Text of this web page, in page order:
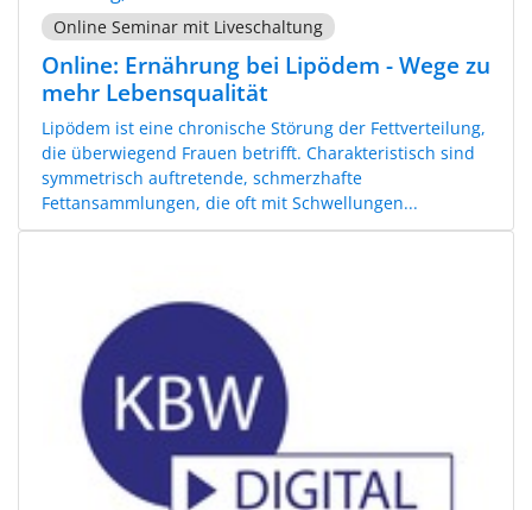
Online Seminar mit Liveschaltung
Online: Ernährung bei Lipödem - Wege zu
mehr Lebensqualität
Lipödem ist eine chronische Störung der Fettverteilung,
die überwiegend Frauen betrifft. Charakteristisch sind
symmetrisch auftretende, schmerzhafte
Fettansammlungen, die oft mit Schwellungen...